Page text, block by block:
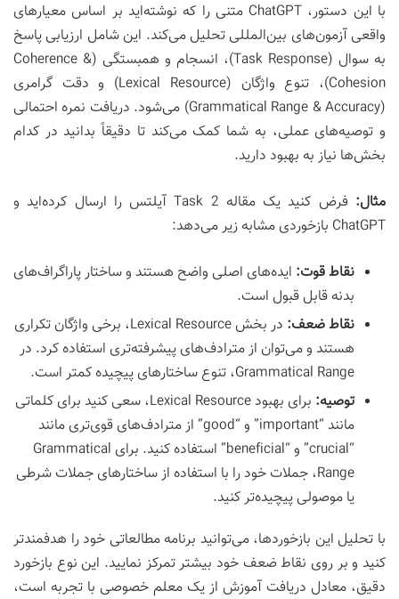
با این دستور، ChatGPT متنی را که نوشته‌اید بر اساس معیارهای
واقعی آزمون‌های بین‌المللی تحلیل می‌کند. این شامل ارزیابی پاسخ
به سوال (Task Response)، انسجام و همبستگی (Coherence &
Cohesion)، تنوع واژگان (Lexical Resource) و دقت گرامری
(Grammatical Range & Accuracy) می‌شود. دریافت نمره احتمالی
و توصیه‌های عملی، به شما کمک می‌کند تا دقیقاً بدانید در کدام
بخش‌ها نیاز به بهبود دارید.
مثال:
فرض کنید یک مقاله Task 2 آیلتس را ارسال کرده‌اید و
ChatGPT بازخوردی مشابه زیر می‌دهد:
نقاط قوت: ایده‌های اصلی واضح هستند و ساختار پاراگراف‌های
بدنه قابل قبول است.
نقاط ضعف:
در بخش Lexical Resource، برخی واژگان تکراری
هستند و می‌توان از مترادف‌های پیشرفته‌تری استفاده کرد. در
Grammatical Range، تنوع ساختارهای پیچیده کمتر است.
توصیه:
برای بهبود Lexical Resource، سعی کنید برای کلماتی
مانند “important” و “good” از مترادف‌های قوی‌تری مانند
“crucial” و “beneficial” استفاده کنید. برای Grammatical
Range، جملات خود را با استفاده از ساختارهای جملات شرطی
یا موصولی پیچیده‌تر کنید.
با تحلیل این بازخوردها، می‌توانید برنامه مطالعاتی خود را هدفمندتر
کنید و بر روی نقاط ضعف خود بیشتر تمرکز نمایید. این نوع بازخورد
دقیق، معادل دریافت آموزش از یک معلم خصوصی با تجربه است،